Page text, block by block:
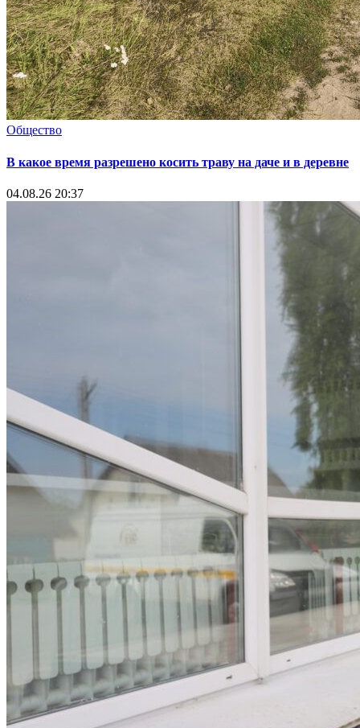
Общество
В какое время разрешено косить траву на даче и в деревне
04.08.26 20:37